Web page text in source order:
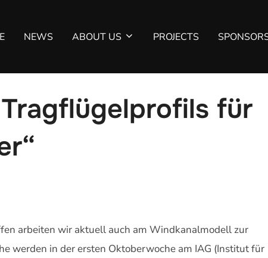
NEWS ABOUT US PROJECTS
für
arbeiten wir aktuell auch am Windkanalmodell zur
werden in der ersten Oktoberwoche am IAG (Institut für